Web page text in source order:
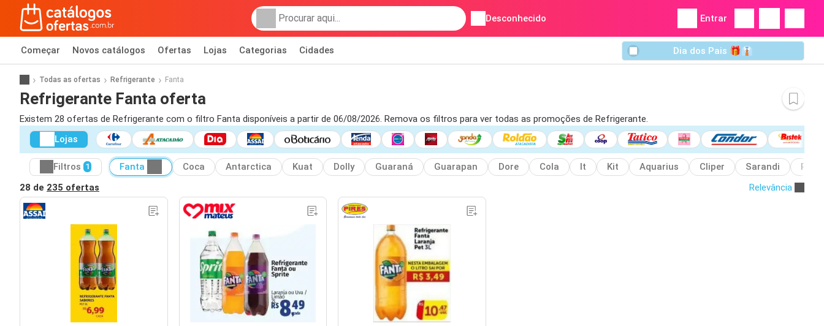
Desconhecido Entrar
Começar Novos catálogos Ofertas Lojas Categorias Cidades Dia dos Pais 🎁👔
Todas as ofertas Refrigerante Fanta
Refrigerante Fanta oferta
Existem 28 ofertas de Refrigerante com o filtro Fanta disponíveis a partir de 06/08/2026. Remova os filtros para ver todas as promoções de Refrigerante.
Lojas
Filtros 1 Fanta Coca Antarctica Kuat Dolly Guaraná Guarapan Dore Cola It Kit Aquarius Cliper Sarandi
Pepsi
28 de 235 ofertas Relevância